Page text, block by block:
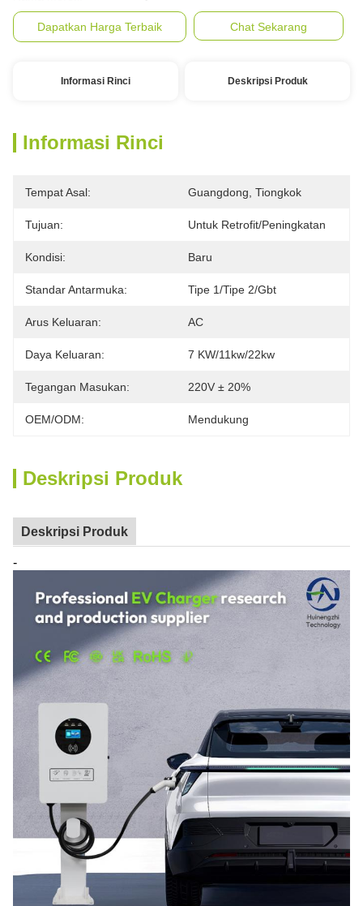
Dapatkan Harga Terbaik Chat Sekarang
Informasi Rinci Deskripsi Produk
Informasi Rinci
Tempat Asal: Guangdong, Tiongkok
Tujuan: Untuk Retrofit/peningkatan
Kondisi: Baru
Standar Antarmuka: Tipe 1/tipe 2/gbt
Arus Keluaran: AC
Daya Keluaran: 7 KW/11kw/22kw
Tegangan Masukan: 220V ± 20%
OEM/ODM: Mendukung
Deskripsi Produk
Deskripsi Produk
-